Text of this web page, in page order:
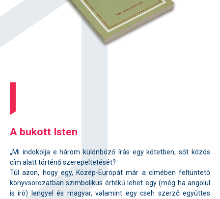
A bukott Isten
„Mi indokolja e három különböző írás egy kötetben, sőt közös
cím alatt történő szerepeltetését?
Túl azon, hogy egy, Közép-Európát már a címében feltüntető
könyvsorozatban szimbolikus értékű lehet egy (még ha angolul
is író) lengyel és magyar, valamint egy cseh szerző együttes